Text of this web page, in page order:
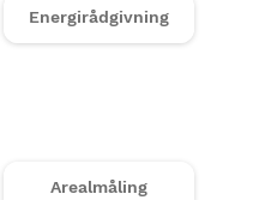
Energirådgivning
Arealmåling